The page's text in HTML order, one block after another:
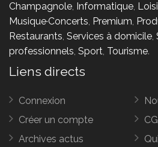
Champagnole, Informatique,
Musique·Concerts, Premium,
Restaurants, Services à domicile,
professionnels, Sport, Tourisme.
Liens directs
Connexion
Créer un compte
Archives actus